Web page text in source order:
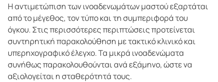
Η αντιμετώπιση των ινοαδενωμάτων μαστού εξαρτάται
από το μέγεθος, τον τύπο και τη συμπεριφορά του
όγκου. Στις περισσότερες περιπτώσεις προτείνεται
συντηρητική παρακολούθηση με τακτικό κλινικό και
υπερηχογραφικό έλεγχο. Τα μικρά ινοαδενώματα
συνήθως παρακολουθούνται ανά εξάμηνο, ώστε να
αξιολογείται η σταθερότητά τους.